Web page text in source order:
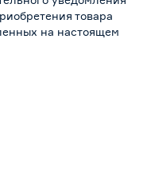
товара
на настоящем